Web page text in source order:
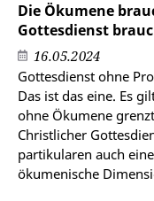
Die Ökumene
Gottesdienst
16.05.2024
Gottesdienst ohne
Das ist das eine. Es
ohne Ökumene
Christlicher
partikularen auch
ökumenische